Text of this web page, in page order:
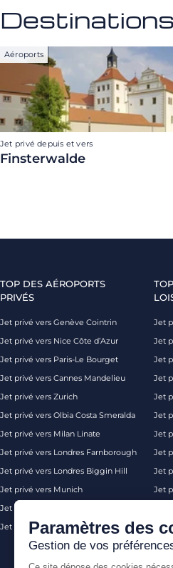
Aéroports
Jet privé depuis et vers
Finsterwalde
TOP DES AÉROPORTS
PRIVÉS
Jet privé vers Genève Cointrin
Jet privé vers Nice Côte d’Azur
Jet privé vers Paris-Le Bourget
Jet privé vers Cannes Mandelieu
Jet privé vers Zurich
Jet privé vers Olbia Costa Smeralda
Jet privé vers Milan Linate
Jet privé vers Londres Farnborough
Jet privé vers Londres Biggin Hill
Jet privé vers Munich
Jet privé vers Monaco
Jet privé vers Palma de Majorque
Jet
Jet
Jet
Jet
Jet
Jet
Jet
Jet
Jet
Jet
Jet
Paramètres des
Gestion de vos